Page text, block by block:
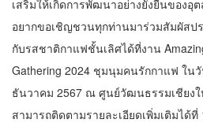
เสริมให้เกิดการพัฒนาอย่างยั่งยืนของอุ
อยากขอเชิญชวนทุกท่านมาร่วมสัมผัสป
กับรสชาติกาแฟชั้นเลิศได้ที่งาน
Gathering 2024 ชุมนุมคนรักกาแฟ ใน
ธันวาคม 2567 ณ ศูนย์วัฒนธรรมเชียงใ
สามารถติดตามรายละเอียดเพิ่มเติมได้ที่